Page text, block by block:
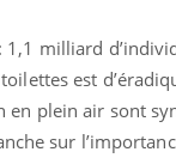
milliard
est
en plein air sont
sur